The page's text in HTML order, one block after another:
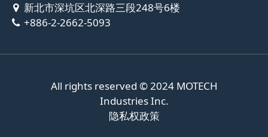
新北市深坑区北深路三段248号6楼
+886-2-2662-5093
All rights reserved © 2024 MOTECH
Industries Inc.
隐私权政策